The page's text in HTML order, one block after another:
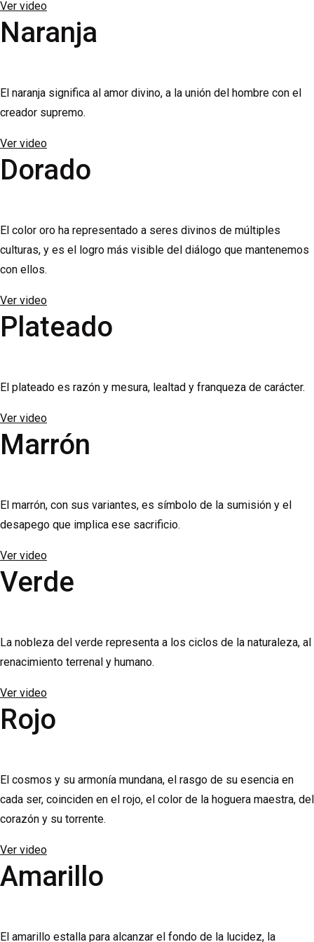
Ver video
Naranja
El naranja significa al amor divino, a la unión del hombre con el
creador supremo.
Ver video
Dorado
El color oro ha representado a seres divinos de múltiples
culturas, y es el logro más visible del diálogo que mantenemos
con ellos.
Ver video
Plateado
El plateado es razón y mesura, lealtad y franqueza de carácter.
Ver video
Marrón
El marrón, con sus variantes, es símbolo de la sumisión y el
desapego que implica ese sacrificio.
Ver video
Verde
La nobleza del verde representa a los ciclos de la naturaleza, al
renacimiento terrenal y humano.
Ver video
Rojo
El cosmos y su armonía mundana, el rasgo de su esencia en
cada ser, coinciden en el rojo, el color de la hoguera maestra, del
corazón y su torrente.
Ver video
Amarillo
El amarillo estalla para alcanzar el fondo de la lucidez, la